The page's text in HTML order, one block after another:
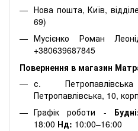
Нова пошта, Київ,
69)
Мусієнко Роман
+380639687845
Повернення в магазин
с.
Петропавлівська, 10,
Графік роботи -
18:00 Нд: 10:00–16:00